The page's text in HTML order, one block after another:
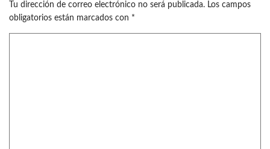
Tu dirección de correo electrónico no será publicada. Los campos
obligatorios están marcados con *